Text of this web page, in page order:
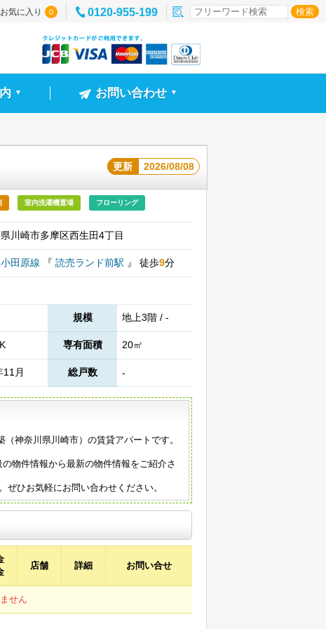
お気に入り 0 0120-955-199
▼ お問い合わせ ▼
更新 2026/08/08
室内洗濯機置場 フローリング
川崎市多摩区西生田4丁目
田原線 『 読売ランド前駅 』 徒歩9分
規模 地上3階 / -
専有面積 20㎡
11月 総戸数 -
神奈川県川崎市）の賃貸アパートです。
物件情報から最新の物件情報をご紹介さ
ぜひお気軽にお問い合わせください。
店舗 詳細 お問い合せ
せん